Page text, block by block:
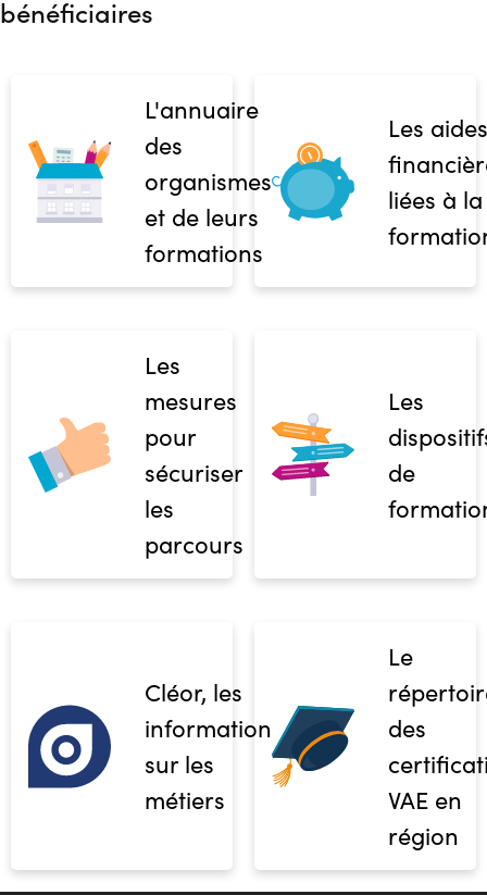
bénéficiaires
L'annuaire
des
organismes
et de leurs
formations
Les aides
liées à la
Les
mesures
pour
sécuriser
les
parcours
Les
de
Cléor, les
informations
sur les
métiers
Le
des
VAE en
région